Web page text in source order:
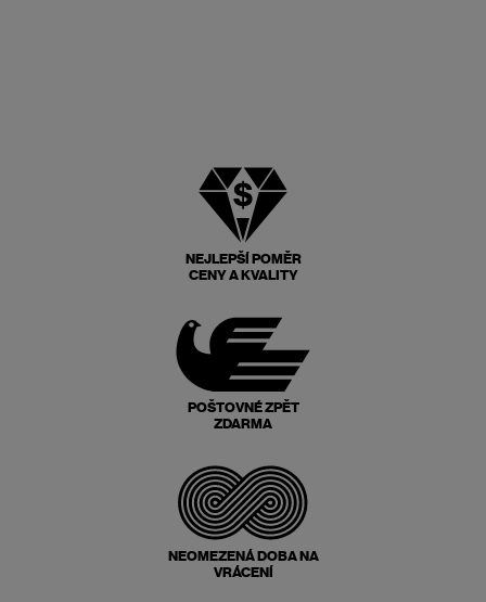
NEJLEPŠÍ POMĚR
CENY A KVALITY
POŠTOVNÉ ZPĚT
ZDARMA
NEOMEZENÁ DOBA NA
VRÁCENÍ